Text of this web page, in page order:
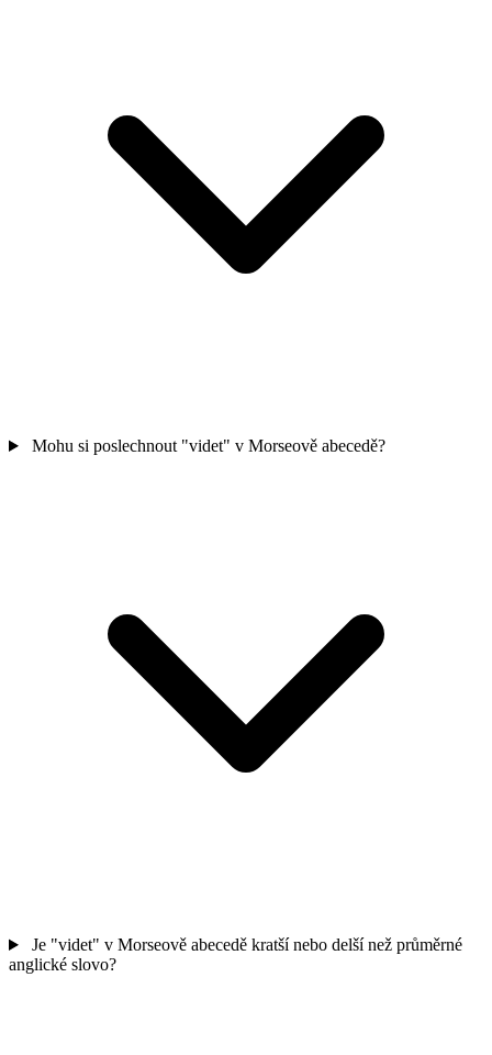
Mohu si poslechnout "videt" v Morseově abecedě?
Je "videt" v Morseově abecedě kratší nebo delší než průměrné
anglické slovo?